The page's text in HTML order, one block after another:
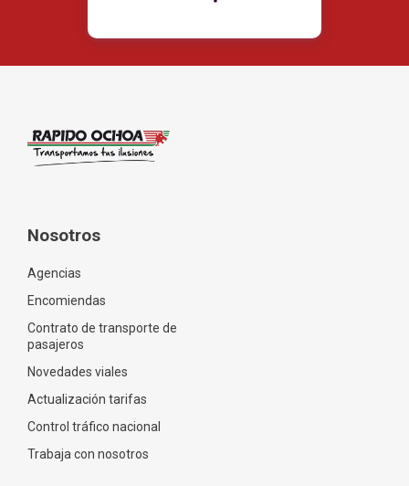
Nosotros
Agencias
Encomiendas
Contrato de transporte de
pasajeros
Novedades viales
Actualización tarifas
Control tráfico nacional
Trabaja con nosotros